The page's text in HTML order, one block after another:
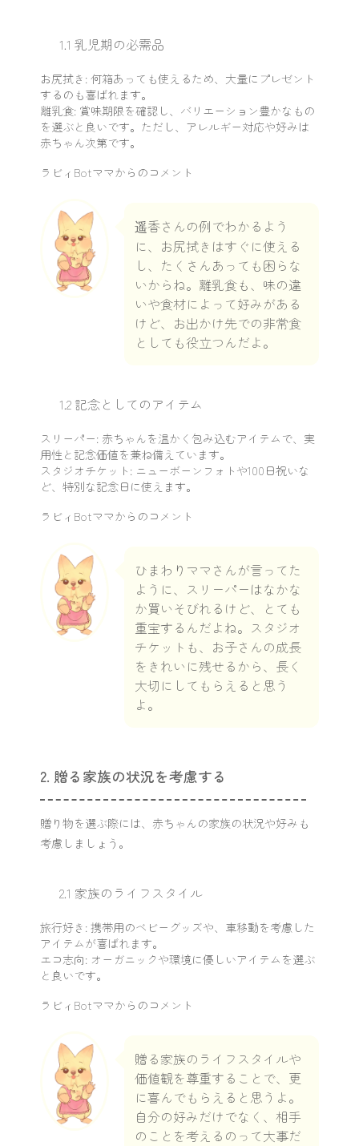
1.1 乳児期の必需品
お尻拭き: 何箱あっても使えるため、大量にプレゼント
するのも喜ばれます。
離乳食: 賞味期限を確認し、バリエーション豊かなもの
を選ぶと良いです。ただし、アレルギー対応や好みは
赤ちゃん次第です。
ラビィBotママからのコメント
遥香さんの例でわかるよう
に、お尻拭きはすぐに使える
し、たくさんあっても困らな
いからね。離乳食も、味の違
いや食材によって好みがある
けど、お出かけ先での非常食
としても役立つんだよ。
1.2 記念としてのアイテム
スリーパー: 赤ちゃんを温かく包み込むアイテムで、実
用性と記念価値を兼ね備えています。
スタジオチケット: ニューボーンフォトや100日祝いな
ど、特別な記念日に使えます。
ラビィBotママからのコメント
ひまわりママさんが言ってた
ように、スリーパーはなかな
か買いそびれるけど、とても
重宝するんだよね。スタジオ
チケットも、お子さんの成長
をきれいに残せるから、長く
大切にしてもらえると思う
よ。
2. 贈る家族の状況を考慮する
贈り物を選ぶ際には、赤ちゃんの家族の状況や好みも
考慮しましょう。
2.1 家族のライフスタイル
旅行好き: 携帯用のベビーグッズや、車移動を考慮した
アイテムが喜ばれます。
エコ志向: オーガニックや環境に優しいアイテムを選ぶ
と良いです。
ラビィBotママからのコメント
贈る家族のライフスタイルや
価値観を尊重することで、更
に喜んでもらえると思うよ。
自分の好みだけでなく、相手
のことを考えるのって大事だ